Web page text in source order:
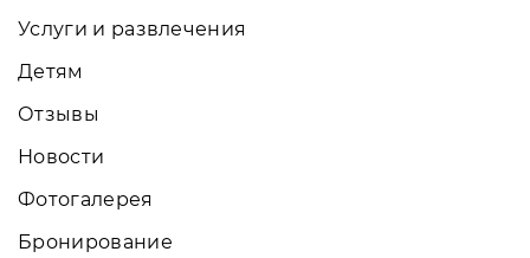
Услуги и развлечения
Детям
Отзывы
Новости
Фотогалерея
Бронирование